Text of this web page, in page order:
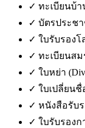
✓ ทะเบียนบ้า
✓ บัตรประชา
✓ ใบรับรองโ
✓ ทะเบียนสม
✓ ใบหย่า
✓ ใบเปลี่ยนชื่
✓ หนังสือรับร
✓ ใบรับรองก